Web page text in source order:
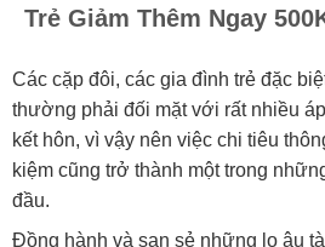
Trẻ Giảm Thêm Ngay
Các cặp đôi, các gia đình trẻ đặc
thường phải đối mặt với rất nhiều
kết hôn, vì vậy nên việc chi tiêu
kiệm cũng trở thành một trong
đầu.
Đồng hành và san sẻ những lo âu